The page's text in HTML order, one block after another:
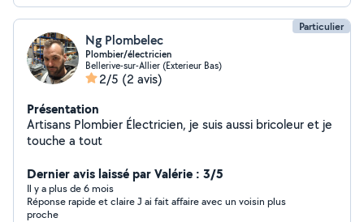
Particulier
Ng Plombelec
Plombier/électricien
Bellerive-sur-Allier (Exterieur Bas)
2/5 (2 avis)
Présentation
Artisans Plombier Électricien, je suis aussi bricoleur et je
touche a tout
Dernier avis laissé par Valérie : 3/5
Il y a plus de 6 mois
Réponse rapide et claire J ai fait affaire avec un voisin plus
proche